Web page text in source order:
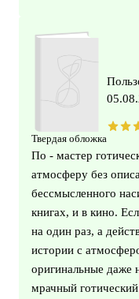
Твердая обложка
По - мастер
атмосферу без
бессмысленного
книгах, и в кино.
на один раз, а
истории с
оригинальные даже
мрачный